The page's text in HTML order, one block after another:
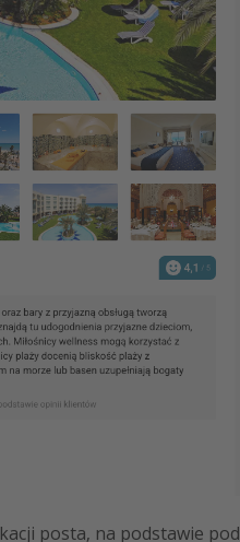
posta, na podstawie